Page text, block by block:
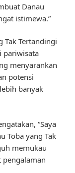
Danau
istimewa.”
Tak Tertandingi
pariwisata
menyarankan
potensi
banyak
“Saya
Toba yang Tak
memukau
pengalaman